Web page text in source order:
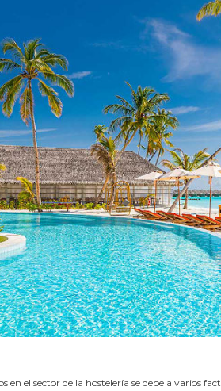
en el sector de la hostelería se debe a varios